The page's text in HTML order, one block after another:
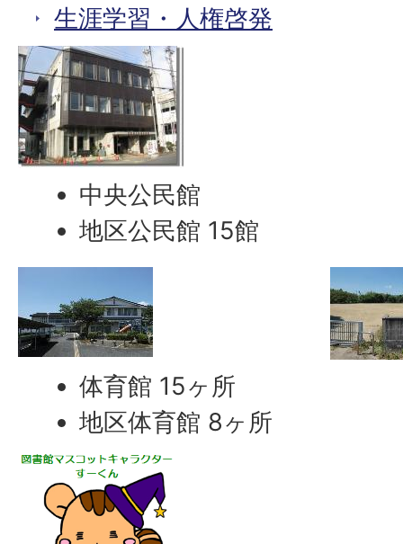
生涯学習・人権啓発
中央公民館
地区公民館 15館
体育館 15ヶ所
地区体育館 8ヶ所